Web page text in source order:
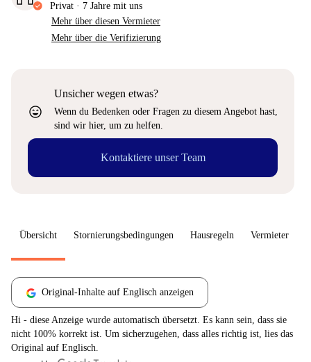
Privat · 7 Jahre mit uns
Mehr über diesen Vermieter
Mehr über die Verifizierung
sentiment_very_satisfied
Unsicher wegen etwas?
Wenn du Bedenken oder Fragen zu diesem Angebot hast,
sind wir hier, um zu helfen.
Kontaktiere unser Team
Übersicht Stornierungsbedingungen Hausregeln Vermieter
Original-Inhalte auf Englisch anzeigen
Hi - diese Anzeige wurde automatisch übersetzt. Es kann sein, dass sie
nicht 100% korrekt ist. Um sicherzugehen, dass alles richtig ist, lies das
Original auf Englisch.